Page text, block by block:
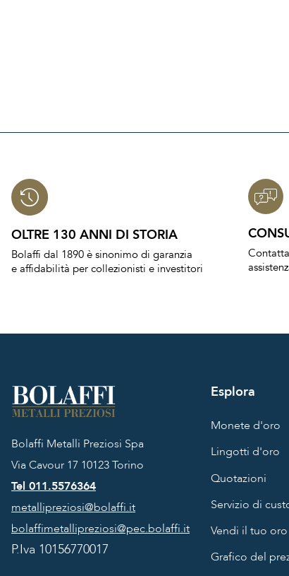
OLTRE 130 ANNI DI STORIA
Bolaffi dal 1890 è sinonimo di garanzia
e affidabilità per collezionisti e investitori
Bolaffi Metalli Preziosi Spa
Via Cavour 17 10123 Torino
Tel 011.5576364
metallipreziosi@bolaffi.it
bolaffimetallipreziosi@pec.bolaffi.it
P.Iva 10156770017
Esplora
Monete d'oro
Lingotti d'oro
Quotazioni
Servizio di
Vendi il tuo oro
Grafico del